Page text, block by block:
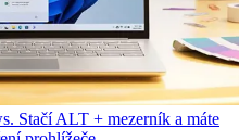
Stačí ALT + mezerník a máte